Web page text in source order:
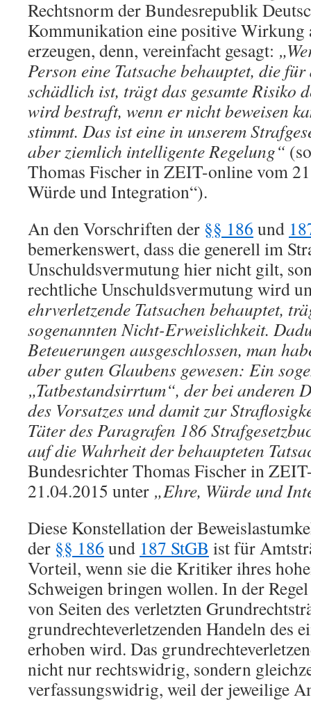
Rechtsnorm der Bundesrepublik
Kommunikation eine positive
erzeugen, denn, vereinfacht gesagt:
Person eine Tatsache behauptet, die
schädlich ist, trägt das gesamte Risiko
wird bestraft, wenn er nicht beweisen
stimmt. Das ist eine in unserem
aber ziemlich intelligente Regelung“
Thomas Fischer in ZEIT-online vom
Würde und Integration“).
An den Vorschriften der §§ 186 und
bemerkenswert, dass die generell im
Unschuldsvermutung hier nicht gilt,
rechtliche Unschuldsvermutung wird
ehrverletzende Tatsachen behauptet,
sogenannten Nicht-Erweislichkeit.
Beteuerungen ausgeschlossen, man
aber guten Glaubens gewesen: Ein
„Tatbestandsirrtum“, der bei anderen
des Vorsatzes und damit zur
Täter des Paragrafen 186
auf die Wahrheit der behaupteten
Bundesrichter Thomas Fischer in
21.04.2015 unter „Ehre, Würde und
Diese Konstellation der
der §§ 186 und 187 StGB ist für
Vorteil, wenn sie die Kritiker ihres
Schweigen bringen wollen. In der
von Seiten des verletzten
grundrechteverletzenden Handeln des
erhoben wird. Das
nicht nur rechtswidrig, sondern
verfassungswidrig, weil der jeweilige